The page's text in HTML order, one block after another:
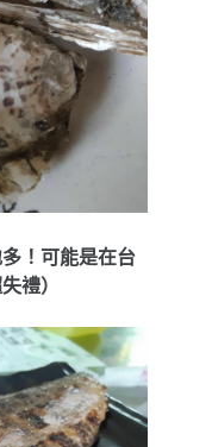
！可能是在台
禮）